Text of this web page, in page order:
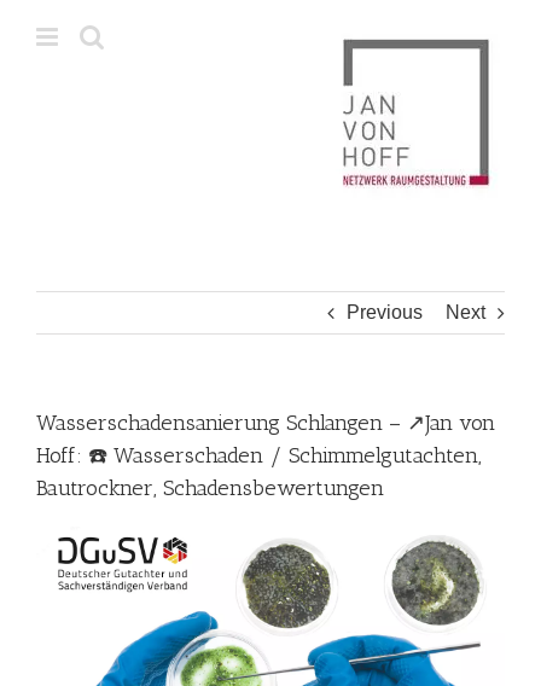
Previous Next
Wasserschadensanierung Schlangen – ↗️Jan von
Hoff: ☎️ Wasserschaden / Schimmelgutachten,
Bautrockner, Schadensbewertungen